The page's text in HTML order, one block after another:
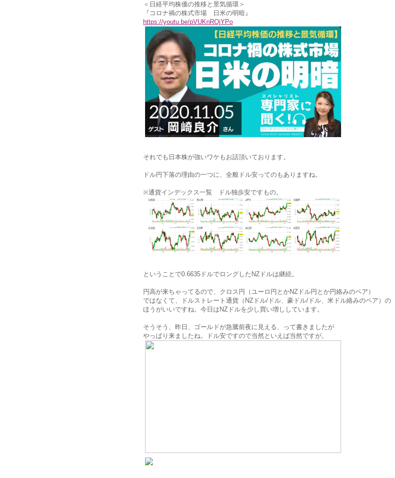
＜日経平均株価の推移と景気循環＞
『コロナ禍の株式市場 日米の明暗』
https://youtu.be/pVUKnROjYPo
それでも日本株が強いワケもお話頂いております。
ドル円下落の理由の一つに、全般ドル安ってのもありますね。
※通貨インデックス一覧 ドル独歩安ですもの。
ということで0.6635ドルでロングしたNZドルは継続。
円高が来ちゃってるので、クロス円（ユーロ円とかNZドル円とか円絡みのペア）
ではなくて、ドルストレート通貨（NZドル/ドル、豪ドル/ドル、米ドル絡みのペア）の
ほうがいいですね。今日はNZドルを少し買い増ししています。
そうそう、昨日、ゴールドが急騰前夜に見える、って書きましたが
やっぱり来ましたね。ドル安ですので当然といえば当然ですが。